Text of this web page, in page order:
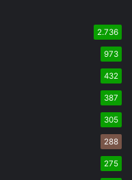
2.736
973
432
387
305
288
275